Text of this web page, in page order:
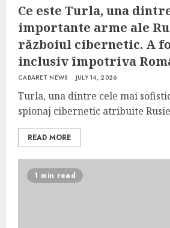
Ce este Turla, una
importante arme ale
războiul cibernetic. A
inclusiv împotriva
CABARET NEWS JULY 14, 2026
Turla, una dintre cele mai
spionaj cibernetic atribuite
READ MORE
1 min read